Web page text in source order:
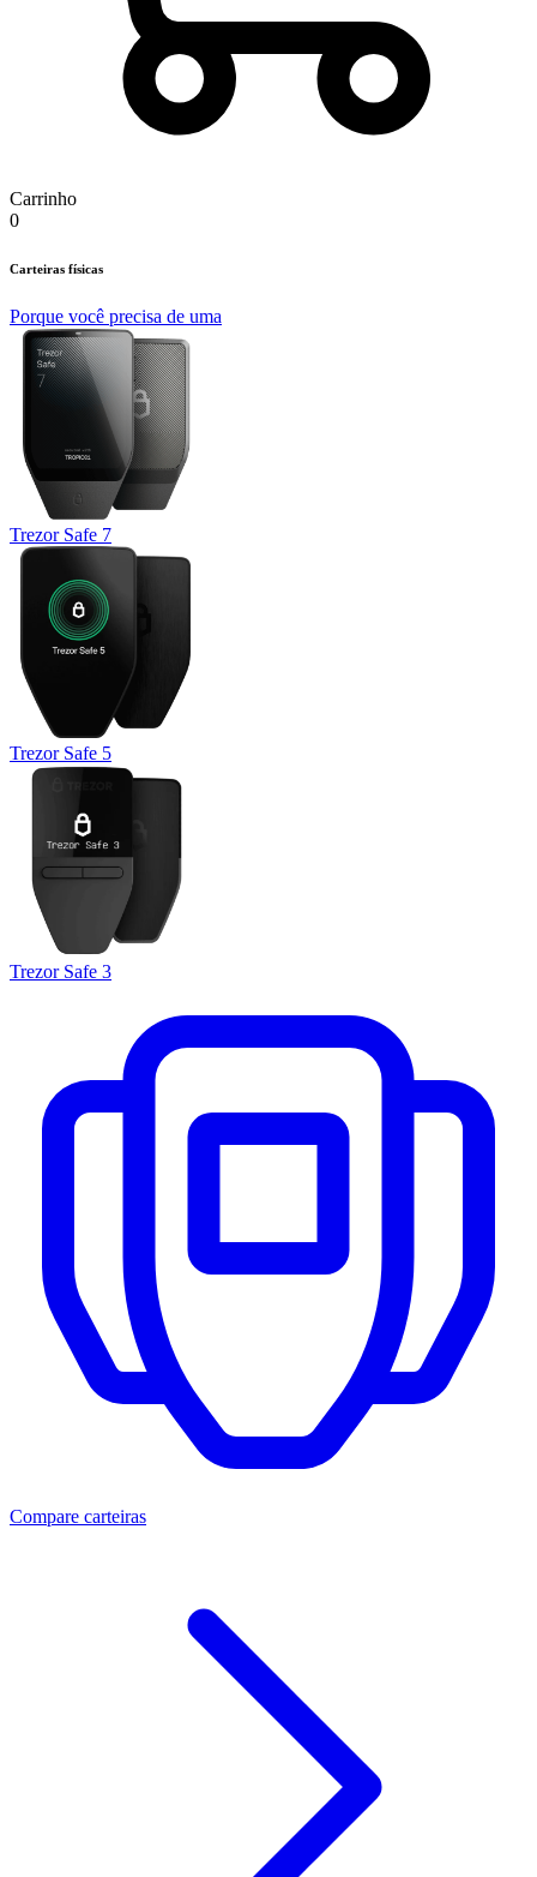
Carrinho
0
Carteiras físicas
Porque você precisa de uma
Trezor Safe 7
Trezor Safe 5
Trezor Safe 3
Compare carteiras